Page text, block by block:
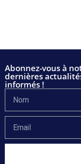
Abonnez-vous à
dernières
informés !